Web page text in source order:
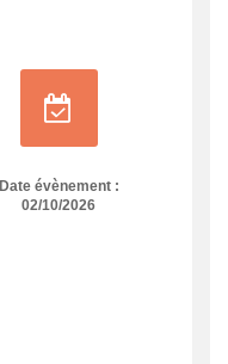
Date évènement :
02/10/2026